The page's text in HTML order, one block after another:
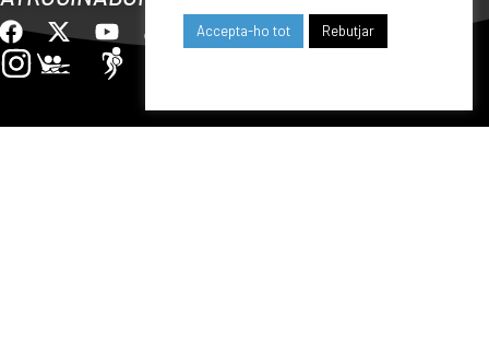
Accepta-ho tot Rebutjar